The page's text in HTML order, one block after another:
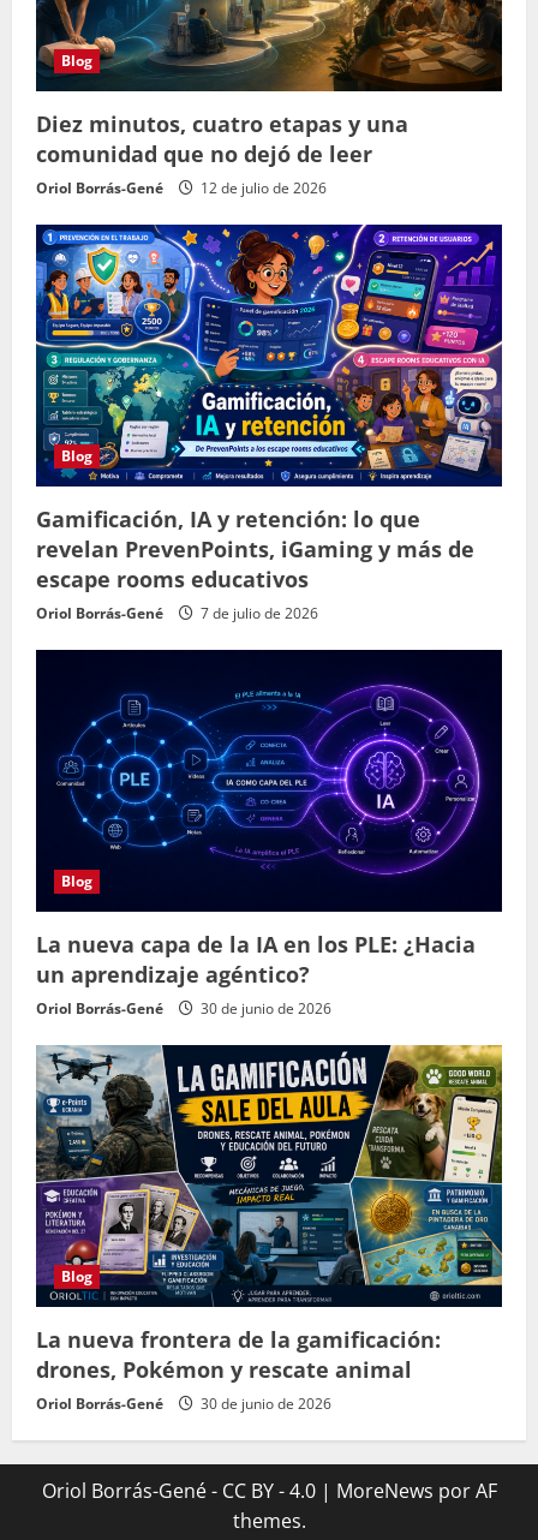
Blog
Diez minutos, cuatro etapas y una
comunidad que no dejó de leer
Oriol Borrás-Gené 12 de julio de 2026
Blog
Gamificación, IA y retención: lo que
revelan PrevenPoints, iGaming y más de
escape rooms educativos
Oriol Borrás-Gené 7 de julio de 2026
Blog
La nueva capa de la IA en los PLE: ¿Hacia
un aprendizaje agéntico?
Oriol Borrás-Gené 30 de junio de 2026
Blog
La nueva frontera de la gamificación:
drones, Pokémon y rescate animal
Oriol Borrás-Gené 30 de junio de 2026
Oriol Borrás-Gené - CC BY - 4.0 | MoreNews por AF
themes.